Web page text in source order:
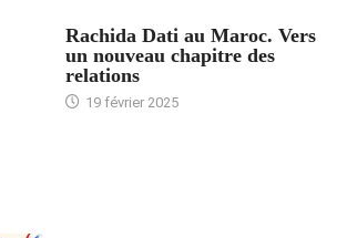
Rachida Dati au Maroc. Vers
un nouveau chapitre des
relations
19 février 2025